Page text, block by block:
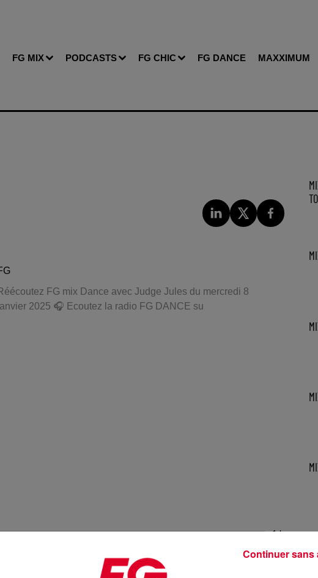
FG MIX PODCASTS FG CHIC FG DANCE MAXXIMUM
FG mix Dance avec Judge Jules du mercredi 8
2025 🎧 Ecoutez la radio FG DANCE su
1 h
Continuer sans